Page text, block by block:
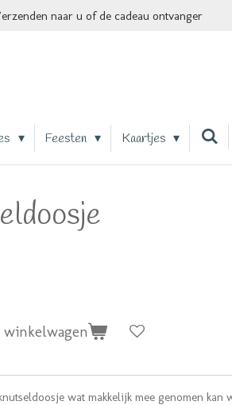
naar u of de cadeau ontvanger
Feesten Kaartjes
winkelwagen
wat makkelijk mee genomen kan